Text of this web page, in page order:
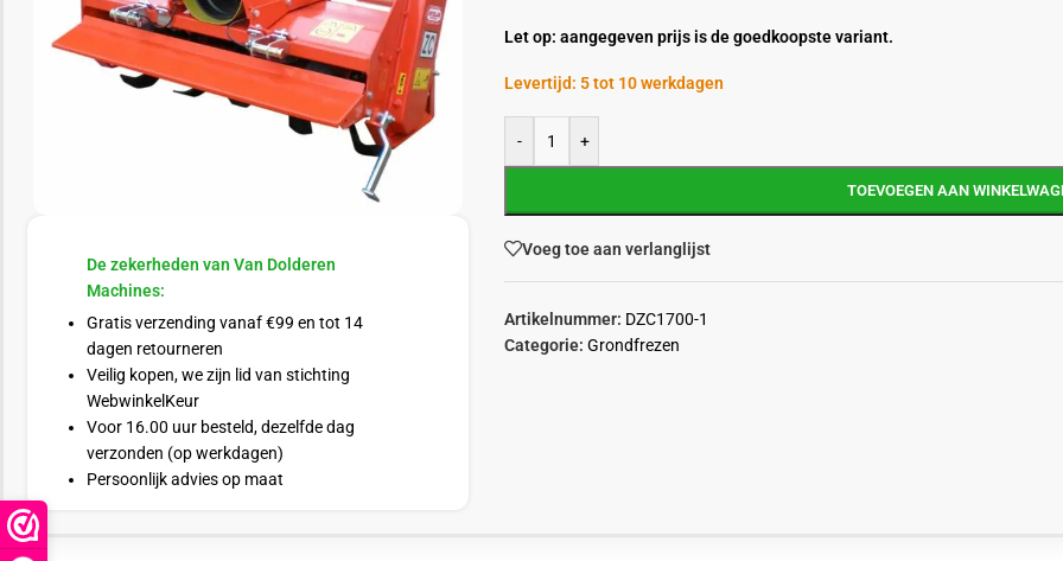
De zekerheden van Van Dolderen
Machines:
Gratis verzending vanaf €99 en tot 14
dagen retourneren
Veilig kopen, we zijn lid van stichting
WebwinkelKeur
Voor 16.00 uur besteld, dezelfde dag
verzonden (op werkdagen)
Persoonlijk advies op maat
Let op: aangegeven prijs is de goedkoopste variant.
Levertijd: 5 tot 10 werkdagen
- +
TOEVOEGEN AAN
Voeg toe aan verlanglijst
Artikelnummer: DZC1700-1
Categorie: Grondfrezen